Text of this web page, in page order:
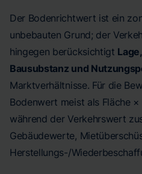
Der Bodenrichtwert ist ein
unbebauten Grund; der
hingegen berücksichtigt
Bausubstanz und
Marktverhältnisse. Für die
Bodenwert meist als Fläche
während der Verkehrswert
Gebäudewerte,
Herstellungs-/